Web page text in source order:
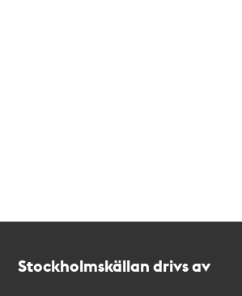
Stockholmskällan drivs av